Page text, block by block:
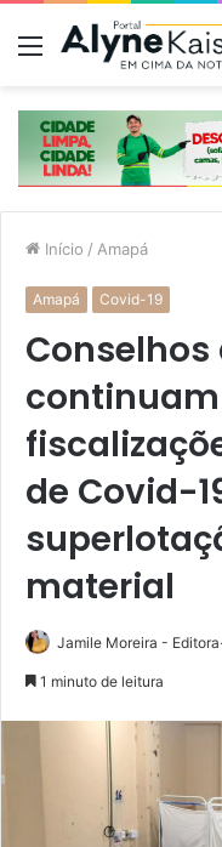
Menu
Início / Amapá
Amapá Covid-19
de Covid-
material
Jamile Moreira -
1 minuto de leitura